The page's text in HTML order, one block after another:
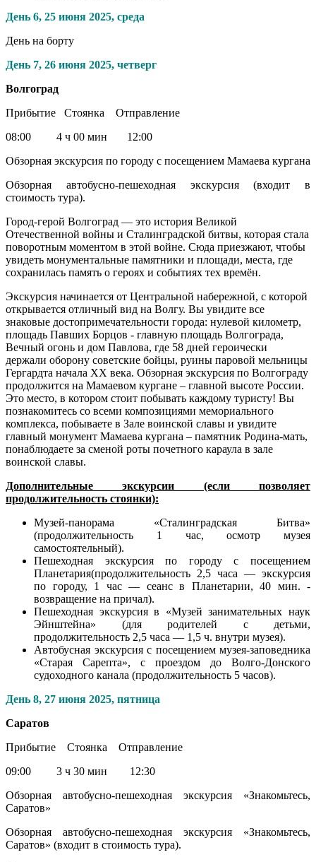
День 6, 25 июня 2025, среда
День на борту
День 7, 26 июня 2025, четверг
Волгоград
Прибытие Стоянка Отправление
08:00 4 ч 00 мин 12:00
Обзорная экскурсия по городу с посещением Мамаева кургана
Обзорная автобусно-пешеходная экскурсия (входит в
стоимость тура).
Город-герой Волгоград — это история Великой
Отечественной войны и Сталинградской битвы, которая стала
поворотным моментом в этой войне. Сюда приезжают, чтобы
увидеть монументальные памятники и площади, места, где
сохранилась память о героях и событиях тех времён.
Экскурсия начинается от Центральной набережной, с которой
открывается отличный вид на Волгу. Вы увидите все
знаковые достопримечательности города: нулевой километр,
площадь Павших Борцов - главную площадь Волгограда,
Вечный огонь и дом Павлова, где 58 дней героически
держали оборону советские бойцы, руины паровой мельницы
Гергардта начала XX века. Обзорная экскурсия по Волгограду
продолжится на Мамаевом кургане – главной высоте России.
Это место, в котором стоит побывать каждому туристу! Вы
познакомитесь со всеми композициями мемориального
комплекса, побываете в Зале воинской славы и увидите
главный монумент Мамаева кургана – памятник Родина-мать,
понаблюдаете за сменой роты почетного караула в зале
воинской славы.
Дополнительные экскурсии (если позволяет
продолжительность стоянки):
Музей-панорама «Сталинградская Битва»
(продолжительность 1 час, осмотр музея
самостоятельный).
Пешеходная экскурсия по городу с посещением
Планетария(продолжительность 2,5 часа — экскурсия
по городу, 1 час — сеанс в Планетарии, 40 мин. -
возвращение на причал).
Пешеходная экскурсия в «Музей занимательных наук
Эйнштейна» (для родителей с детьми,
продолжительность 2,5 часа — 1,5 ч. внутри музея).
Автобусная экскурсия с посещением музея-заповедника
«Старая Сарепта», с проездом до Волго-Донского
судоходного канала (продолжительность 5 часов).
День 8, 27 июня 2025, пятница
Саратов
Прибытие Стоянка Отправление
09:00 3 ч 30 мин 12:30
Обзорная автобусно-пешеходная экскурсия «Знакомьтесь,
Саратов»
Обзорная автобусно-пешеходная экскурсия «Знакомьтесь,
Саратов» (входит в стоимость тура).